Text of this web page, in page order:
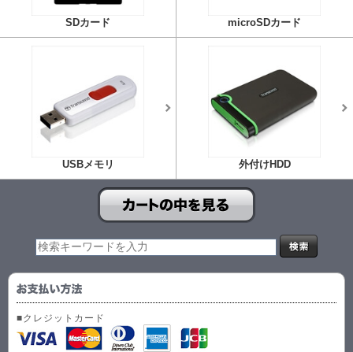
SDカード microSDカード
USBメモリ 外付けHDD
■クレジットカード